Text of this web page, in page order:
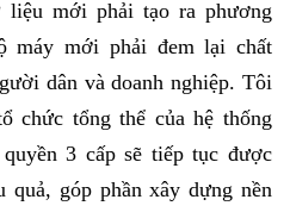
mới phải tạo ra phương
máy mới phải đem lại chất
dân và doanh nghiệp. Tôi
chức tổng thể của hệ thống
3 cấp sẽ tiếp tục được
quả, góp phần xây dựng nền